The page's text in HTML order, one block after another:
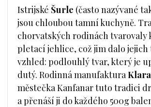
Istrijské Šurle (často nazývané
jsou chloubou tamní kuchyně.
chorvatských rodinách tvarovaly
pletací jehlice, což jim dalo
vzhled: podlouhlý tvar, který je
dutý. Rodinná manufaktura
městečka Kanfanar tuto tradici
a přenáší ji do každého 500g